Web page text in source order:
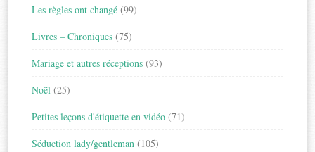
Les règles ont changé (99)
Livres – Chroniques (75)
Mariage et autres réceptions (93)
Noël (25)
Petites leçons d'étiquette en vidéo (71)
Séduction lady/gentleman (105)